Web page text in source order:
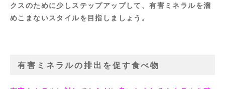
クスのために少しステップアップして、有害ミネラルを溜
めこまないスタイルを目指しましょう。
有害ミネラルの排出を促す食べ物